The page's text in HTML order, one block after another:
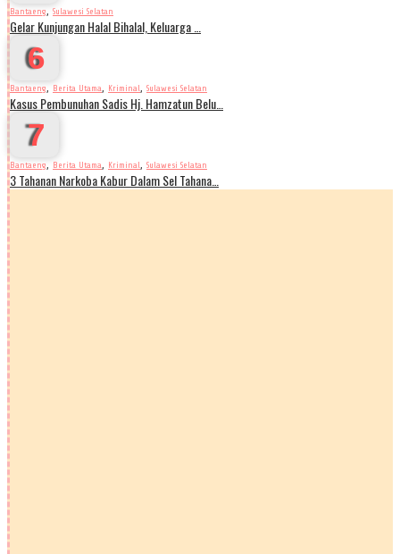
Bantaeng, Sulawesi Selatan
Gelar Kunjungan Halal Bihalal, Keluarga …
6
Bantaeng, Berita Utama, Kriminal, Sulawesi Selatan
Kasus Pembunuhan Sadis Hj. Hamzatun Belu…
7
Bantaeng, Berita Utama, Kriminal, Sulawesi Selatan
3 Tahanan Narkoba Kabur Dalam Sel Tahana…